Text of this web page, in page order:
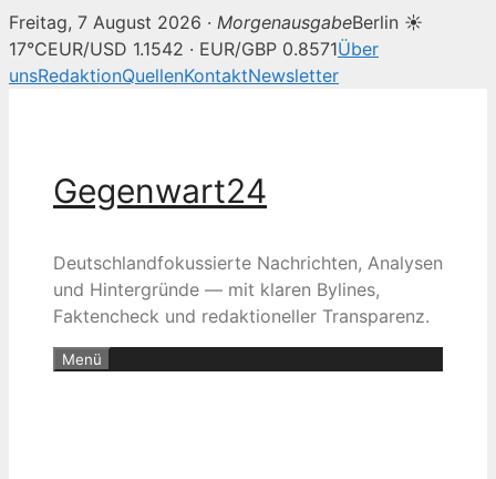
Freitag, 7 August 2026 · MorgenausgabeBerlin ☀
17°CEUR/USD 1.1542 · EUR/GBP 0.8571Über
unsRedaktionQuellenKontaktNewsletter
Gegenwart24
Deutschlandfokussierte Nachrichten, Analysen
und Hintergründe — mit klaren Bylines,
Faktencheck und redaktioneller Transparenz.
Menü